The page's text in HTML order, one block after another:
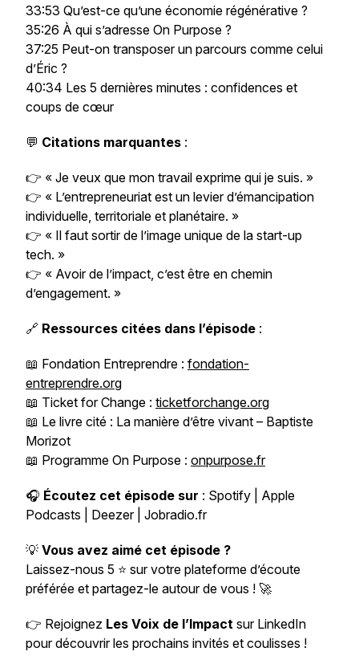
33:53 Qu’est-ce qu’une économie régénérative ?
35:26 À qui s’adresse On Purpose ?
37:25 Peut-on transposer un parcours comme celui
d’Éric ?
40:34 Les 5 dernières minutes : confidences et
coups de cœur
💬 Citations marquantes :
👉 « Je veux que mon travail exprime qui je suis. »
👉 « L’entrepreneuriat est un levier d’émancipation
individuelle, territoriale et planétaire. »
👉 « Il faut sortir de l’image unique de la start-up
tech. »
👉 « Avoir de l’impact, c’est être en chemin
d’engagement. »
🔗 Ressources citées dans l’épisode :
📖 Fondation Entreprendre : fondation-
entreprendre.org
📖 Ticket for Change : ticketforchange.org
📖 Le livre cité : La manière d’être vivant – Baptiste
Morizot
📖 Programme On Purpose : onpurpose.fr
🎧 Écoutez cet épisode sur : Spotify | Apple
Podcasts | Deezer | Jobradio.fr
💡 Vous avez aimé cet épisode ?
Laissez-nous 5 ⭐ sur votre plateforme d’écoute
préférée et partagez-le autour de vous ! 🚀
👉 Rejoignez Les Voix de l’Impact sur LinkedIn
pour découvrir les prochains invités et coulisses !